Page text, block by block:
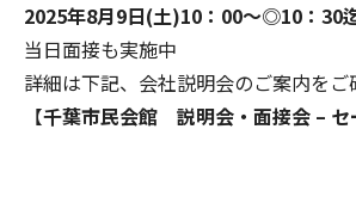
2025年8月9日(土)10：00～◎10：30
当日面接も実施中
詳細は下記、会社説明会のご案内をご
【千葉市民会館 説明会・面接会 – セ